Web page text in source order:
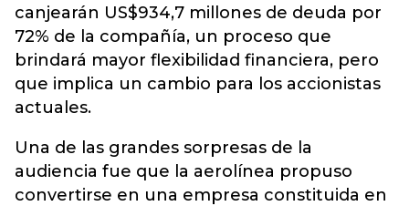
canjearán US$934,7 millones de deuda por
72% de la compañía, un proceso que
brindará mayor flexibilidad financiera, pero
que implica un cambio para los accionistas
actuales.
Una de las grandes sorpresas de la
audiencia fue que la aerolínea propuso
convertirse en una empresa constituida en